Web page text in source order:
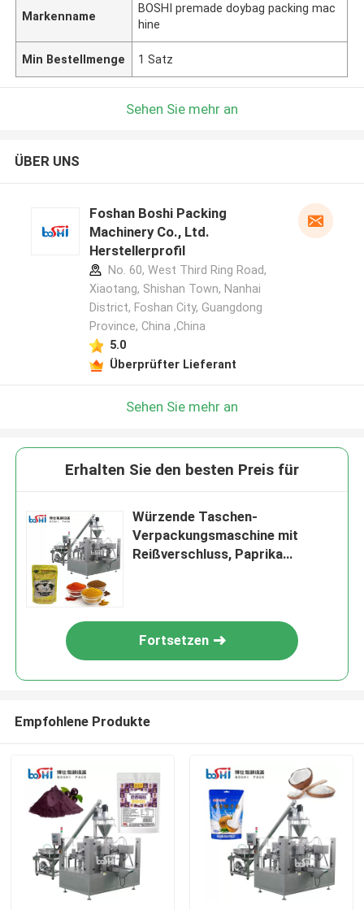
Markenname
BOSHI premade doybag packing mac
hine
Min Bestellmenge 1 Satz
Sehen Sie mehr an
ÜBER UNS
Foshan Boshi Packing
Machinery Co., Ltd.
Herstellerprofil
No. 60, West Third Ring Road,
Xiaotang, Shishan Town, Nanhai
District, Foshan City, Guangdong
Province, China ,China
5.0
Überprüfter Lieferant
Sehen Sie mehr an
Erhalten Sie den besten Preis für
Würzende Taschen-
Verpackungsmaschine mit
Reißverschluss, Paprika
Fortsetzen
Empfohlene Produkte